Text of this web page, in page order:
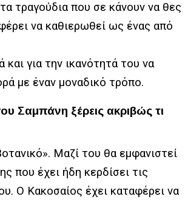
τραγούδια που σε κάνουν να θες
να καθιερωθεί ως ένας από
για την ικανότητά του να
με έναν μοναδικό τρόπο.
Σαμπάνη ξέρεις ακριβώς τι
Μαζί του θα εμφανιστεί
που έχει ήδη κερδίσει τις
Ο Κακοσαίος έχει καταφέρει να